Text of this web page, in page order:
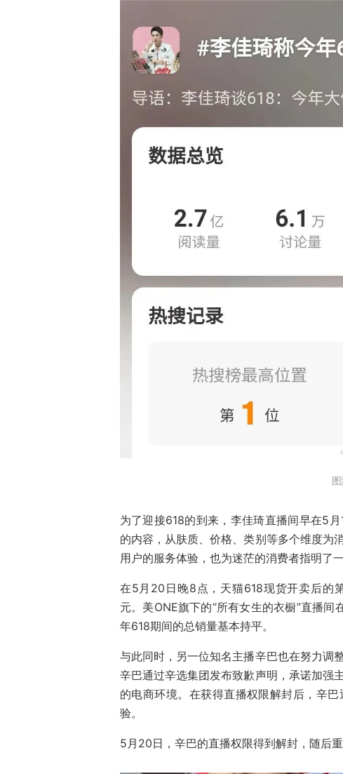
为了迎接618的到来，李佳琦直播间早在5
的内容，从肤质、价格、类别等多个维度为
用户的服务体验，也为迷茫的消费者指明了
在5月20日晚8点，天猫618现货开卖后的
元。美ONE旗下的“所有女生的衣橱”直播
年618期间的总销量基本持平。
与此同时，另一位知名主播辛巴也在努力调
辛巴通过辛选集团发布致歉声明，承诺加强
的电商环境。在获得直播权限解封后，辛
验。
5月20日，辛巴的直播权限得到解封，随后重